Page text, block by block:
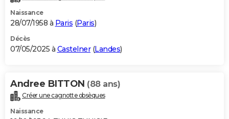
Naissance
28/07/1958 à Paris (Paris)
Décès
07/05/2025 à Castelner(Landes)
Andree BITTON (88 ans)
Créer une cagnotte obsèques
Naissance